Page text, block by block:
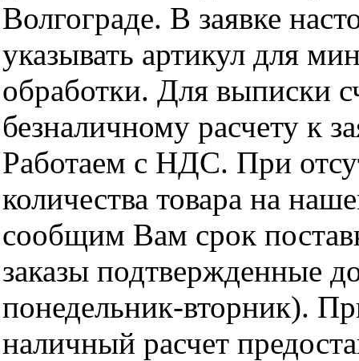
Волгограде. В заявке
указывать артикул для
обработки. Для выписки
безналичному расчету к
Работаем с НДС. При
количества товара на
сообщим Вам срок
заказы подтвержденные
понедельник-вторник).
наличный расчет